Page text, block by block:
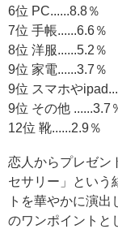
6位 PC......8.8％
7位 手帳......6.6％
8位 洋服......5.2％
9位 家電......3.7％
9位 スマホや
9位 その他 ......3.7
12位 靴......2.9％
恋人からプレゼン
セサリー」という
トを華やかに演
のワンポイントと